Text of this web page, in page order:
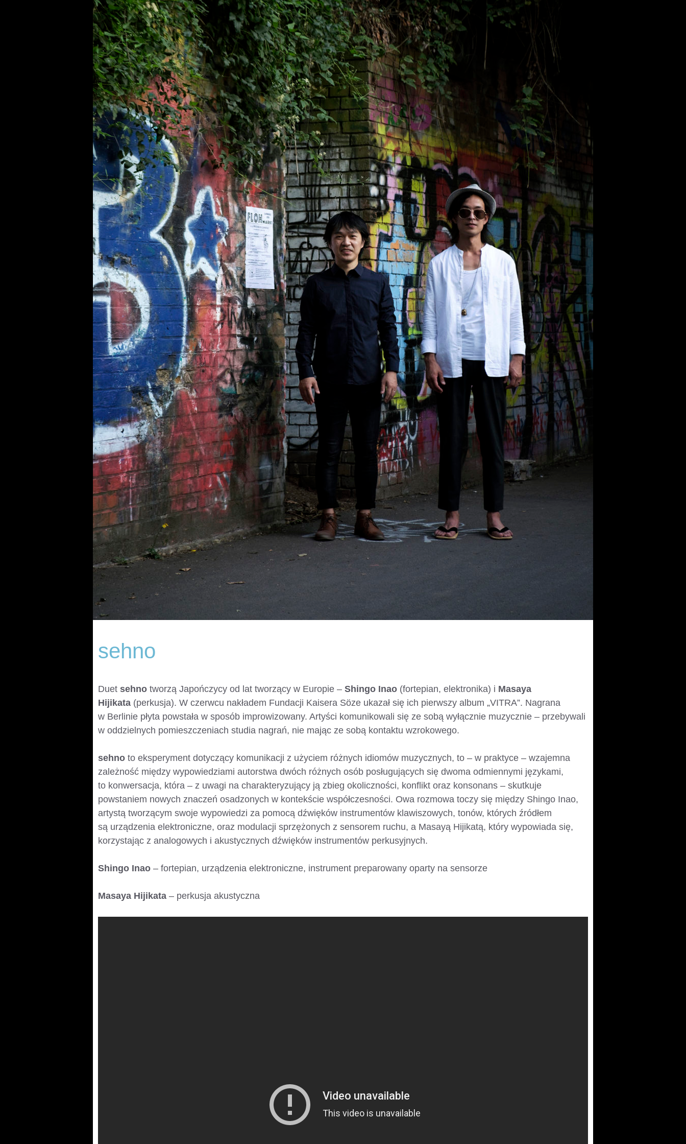
sehno
Duet sehno tworzą Japończycy od lat tworzący w Europie – Shingo Inao (fortepian, elektronika) i Masaya
Hijikata (perkusja). W czerwcu nakładem Fundacji Kaisera Söze ukazał się ich pierwszy album „VITRA”. Nagrana
w Berlinie płyta powstała w sposób improwizowany. Artyści komunikowali się ze sobą wyłącznie muzycznie – przebywali
w oddzielnych pomieszczeniach studia nagrań, nie mając ze sobą kontaktu wzrokowego.
sehno to eksperyment dotyczący komunikacji z użyciem różnych idiomów muzycznych, to – w praktyce – wzajemna
zależność między wypowiedziami autorstwa dwóch różnych osób posługujących się dwoma odmiennymi językami,
to konwersacja, która – z uwagi na charakteryzujący ją zbieg okoliczności, konflikt oraz konsonans – skutkuje
powstaniem nowych znaczeń osadzonych w kontekście współczesności. Owa rozmowa toczy się między Shingo Inao,
artystą tworzącym swoje wypowiedzi za pomocą dźwięków instrumentów klawiszowych, tonów, których źródłem
są urządzenia elektroniczne, oraz modulacji sprzężonych z sensorem ruchu, a Masayą Hijikatą, który wypowiada się,
korzystając z analogowych i akustycznych dźwięków instrumentów perkusyjnych.
Shingo Inao – fortepian, urządzenia elektroniczne, instrument preparowany oparty na sensorze
Masaya Hijikata – perkusja akustyczna